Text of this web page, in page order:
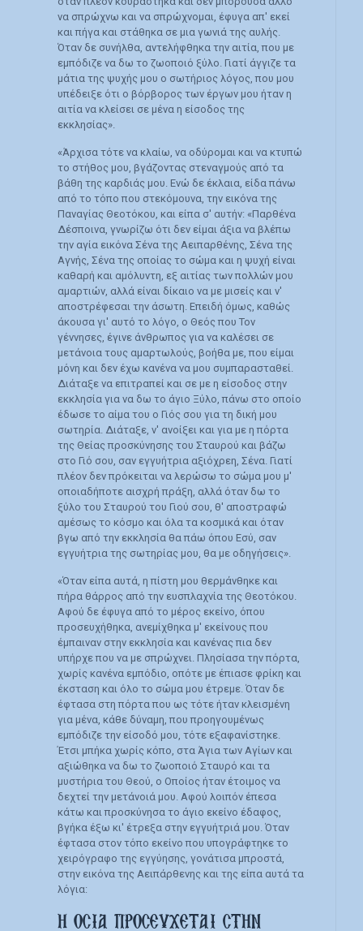
να σπρώχνω και να σπρώχνομαι, έφυγα απ' εκεί
και πήγα και στάθηκα σε μια γωνιά της αυλής.
Όταν δε συνήλθα, αντελήφθηκα την αιτία, που με
εμπόδιζε να δω το ζωοποιό ξύλο. Γιατί άγγιζε τα
μάτια της ψυχής μου ο σωτήριος λόγος, που μου
υπέδειξε ότι ο βόρβορος των έργων μου ήταν η
αιτία να κλείσει σε μένα η είσοδος της
εκκλησίας».
«Άρχισα τότε να κλαίω, να οδύρομαι και να κτυπώ
το στήθος μου, βγάζοντας στεναγμούς από τα
βάθη της καρδιάς μου. Ενώ δε έκλαια, είδα πάνω
από το τόπο που στεκόμουνα, την εικόνα της
Παναγίας Θεοτόκου, και είπα σ' αυτήν: «Παρθένα
Δέσποινα, γνωρίζω ότι δεν είμαι άξια να βλέπω
την αγία εικόνα Σένα της Αειπαρθένης, Σένα της
Αγνής, Σένα της οποίας το σώμα και η ψυχή είναι
καθαρή και αμόλυντη, εξ αιτίας των πολλών μου
αμαρτιών, αλλά είναι δίκαιο να με μισείς και ν'
αποστρέφεσαι την άσωτη. Επειδή όμως, καθώς
άκουσα γι' αυτό το λόγο, ο Θεός που Τον
γέννησες, έγινε άνθρωπος για να καλέσει σε
μετάνοια τους αμαρτωλούς, βοήθα με, που είμαι
μόνη και δεν έχω κανένα να μου συμπαρασταθεί.
Διάταξε να επιτραπεί και σε με η είσοδος στην
εκκλησία για να δω το άγιο Ξύλο, πάνω στο οποίο
έδωσε το αίμα του ο Γιός σου για τη δική μου
σωτηρία. Διάταξε, ν' ανοίξει και για με η πόρτα
της Θείας προσκύνησης του Σταυρού και βάζω
στο Γιό σου, σαν εγγυήτρια αξιόχρεη, Σένα. Γιατί
πλέον δεν πρόκειται να λερώσω το σώμα μου μ'
οποιαδήποτε αισχρή πράξη, αλλά όταν δω το
ξύλο του Σταυρού του Γιού σου, θ' αποστραφώ
αμέσως το κόσμο και όλα τα κοσμικά και όταν
βγω από την εκκλησία θα πάω όπου Εσύ, σαν
εγγυήτρια της σωτηρίας μου, θα με οδηγήσεις».
«Όταν είπα αυτά, η πίστη μου θερμάνθηκε και
πήρα θάρρος από την ευσπλαχνία της Θεοτόκου.
Αφού δε έφυγα από το μέρος εκείνο, όπου
προσευχήθηκα, ανεμίχθηκα μ' εκείνους που
έμπαιναν στην εκκλησία και κανένας πια δεν
υπήρχε που να με σπρώχνει. Πλησίασα την πόρτα,
χωρίς κανένα εμπόδιο, οπότε με έπιασε φρίκη και
έκσταση και όλο το σώμα μου έτρεμε. Όταν δε
έφτασα στη πόρτα που ως τότε ήταν κλεισμένη
για μένα, κάθε δύναμη, που προηγουμένως
εμπόδιζε την είσοδό μου, τότε εξαφανίστηκε.
Έτσι μπήκα χωρίς κόπο, στα Άγια των Αγίων και
αξιώθηκα να δω το ζωοποιό Σταυρό και τα
μυστήρια του Θεού, ο Οποίος ήταν έτοιμος να
δεχτεί την μετάνοιά μου. Αφού λοιπόν έπεσα
κάτω και προσκύνησα το άγιο εκείνο έδαφος,
βγήκα έξω κι' έτρεξα στην εγγυήτριά μου. Όταν
έφτασα στον τόπο εκείνο που υπογράφτηκε το
χειρόγραφο της εγγύησης, γονάτισα μπροστά,
στην εικόνα της Αειπάρθενης και της είπα αυτά τα
λόγια:
Η ΟΣΙΑ ΠΡΟΣΕΥΧΕΤΑΙ ΣΤΗΝ